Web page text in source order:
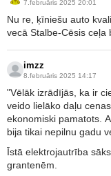
7.februāris 2025 20:01
Nu re, ķīniešu auto
vecā Stalbe-Cēsis ceļa
imzz
8.februāris 2025 14:17
"Vēlāk izrādījās, ka ir
veido lielāko daļu
ekonomiski pamatots.
bija tikai nepilnu gadu
Īstā elektrojautrība
grantenēm.